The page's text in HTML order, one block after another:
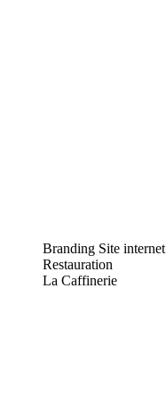
Branding Site internet
Restauration
La Caffinerie